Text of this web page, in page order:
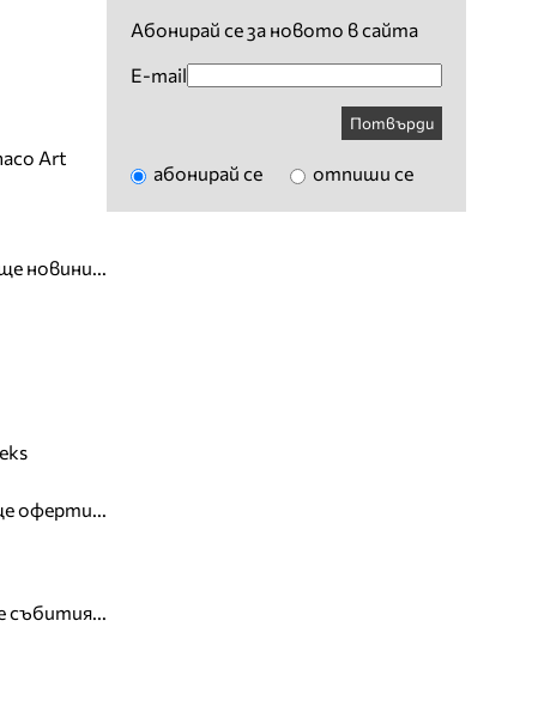
Art
новини...
оферти...
събития...
Абонирай се за новото в сайта
E-mail
Потвърди
абонирай се отпиши се